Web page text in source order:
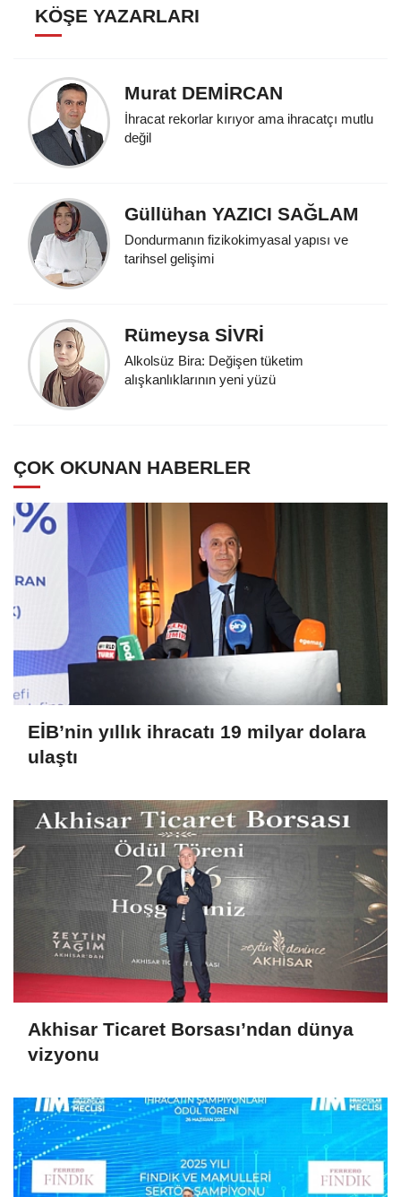
KÖŞE YAZARLARI
Murat DEMİRCAN
İhracat rekorlar kırıyor ama ihracatçı mutlu
değil
Güllühan YAZICI SAĞLAM
Dondurmanın fizikokimyasal yapısı ve
tarihsel gelişimi
Rümeysa SİVRİ
Alkolsüz Bira: Değişen tüketim
alışkanlıklarının yeni yüzü
ÇOK OKUNAN HABERLER
EİB’nin yıllık ihracatı 19 milyar dolara
ulaştı
Akhisar Ticaret Borsası’ndan dünya
vizyonu